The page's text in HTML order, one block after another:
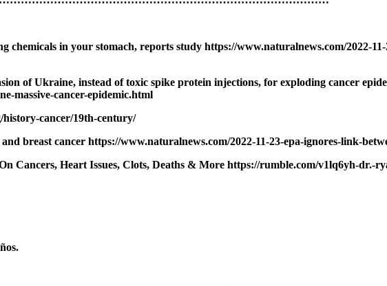
chemicals in your stomach, reports study https://www.naturalnews.com/2022-
of Ukraine, instead of toxic spike protein injections, for exploding cancer
massive-cancer-epidemic.html
cancer/19th-century/
breast cancer https://www.naturalnews.com/2022-11-23-epa-ignores-link-
Cancers, Heart Issues, Clots, Deaths & More https://rumble.com/v1lq6yh-dr.-